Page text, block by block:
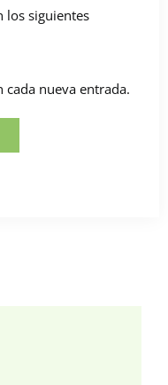
los siguientes
nueva entrada.